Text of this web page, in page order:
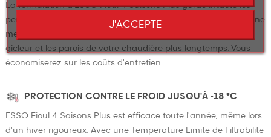
La formulation d'ESSO Fioul 4 Saisons Plus garde intacte les
performances de votre chaudière. Ce fioul premium permet une
meilleure stabilité du produit au stockage et garde propre le
gicleur et les parois de votre chaudière plus longtemps. Vous
économiserez sur les coûts d'entretien.
PROTECTION CONTRE LE FROID JUSQU'À -18 °C
ESSO Fioul 4 Saisons Plus est efficace toute l'année, même lors
d'un hiver rigoureux. Avec une Température Limite de Filtrabilité
J'ACCEPTE